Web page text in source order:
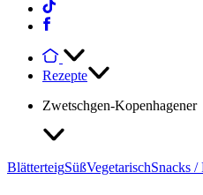
Rezepte
Zwetschgen-Kopenhagener
BlätterteigSüßVegetarischSnacks